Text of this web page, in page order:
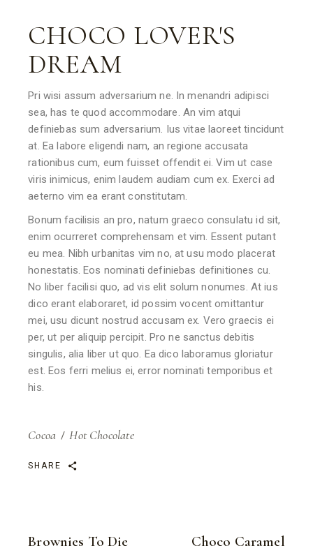
CHOCO LOVER'S
DREAM
Pri wisi assum adversarium ne. In menandri adipisci
sea, has te quod accommodare. An vim atqui
definiebas sum adversarium. Ius vitae laoreet tincidunt
at. Ea labore eligendi nam, an regione accusata
rationibus cum, eum fuisset offendit ei. Vim ut case
viris inimicus, enim laudem audiam cum ex. Exerci ad
aeterno vim ea erant constitutam.
Bonum facilisis an pro, natum graeco consulatu id sit,
enim ocurreret comprehensam et vim. Essent putant
eu mea. Nibh urbanitas vim no, at usu modo placerat
honestatis. Eos nominati definiebas definitiones cu.
No liber facilisi quo, ad vis elit solum nonumes. At ius
dico erant elaboraret, id possim vocent omittantur
mei, usu dicunt nostrud accusam ex. Vero graecis ei
per, ut per aliquip percipit. Pro ne sanctus debitis
singulis, alia liber ut quo. Ea dico laboramus gloriatur
est. Eos ferri melius ei, error nominati temporibus et
his.
Cocoa Hot Chocolate
SHARE
Brownies To Die
Choco Caramel